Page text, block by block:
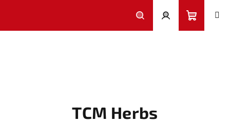
Hledat PřihlášeníNákupní
TCM Herbs